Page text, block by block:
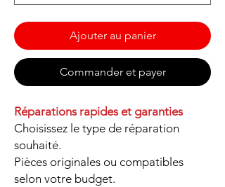
Ajouter au panier
Commander et payer
Réparations rapides et garanties
Choisissez le type de réparation
souhaité.
Pièces originales ou compatibles
selon votre budget.